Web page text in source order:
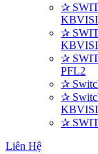
✰
✰
✰
PFL2
✰
✰
✰
Liên Hệ